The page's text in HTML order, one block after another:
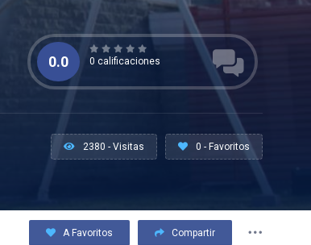
0.0 0 calificaciones
2380 - Visitas 0 - Favoritos
A Favoritos Compartir